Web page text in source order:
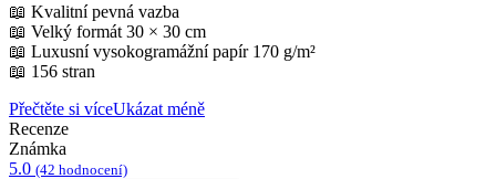
📖 Kvalitní pevná vazba
📖 Velký formát 30 × 30 cm
📖 Luxusní vysokogramážní papír 170 g/m²
📖 156 stran
Přečtěte si víceUkázat méně
Recenze
Známka
5.0 (42 hodnocení)